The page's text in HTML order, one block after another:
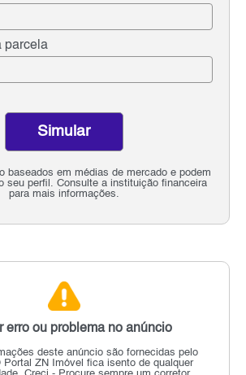
parcela
baseados em médias de mercado e podem
seu perfil. Consulte a instituição financeira
para mais informações.
Simular
erro ou problema no anúncio
deste anúncio são fornecidas pelo
Portal ZN Imóvel fica isento de qualquer